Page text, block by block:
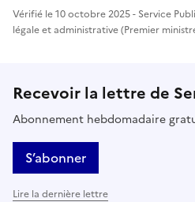
Vérifié le 10 octobre 2025 - Service
légale et administrative (Premier
Recevoir la lettre de
Abonnement hebdomadaire
S’abonner
Lire la dernière lettre